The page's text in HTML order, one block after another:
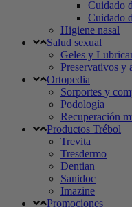
Cuidado
Cuidado
Higiene nasal
Salud sexual
Geles y
Preservativos y
Ortopedia
Sorportes y
Podología
Recuperación
Productos Trébol
Trevita
Tresdermo
Dentian
Sanidoc
Imazine
Promociones